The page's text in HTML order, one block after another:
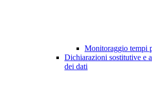
Monitoraggio tempi
Dichiarazioni sostitutive e
dei dati